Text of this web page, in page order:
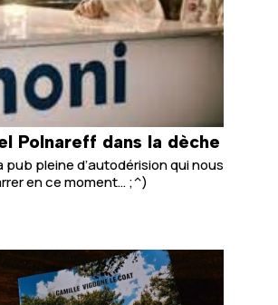
Polnareff dans la dèche
pub pleine d’autodérision qui nous
en ce moment… ;^)